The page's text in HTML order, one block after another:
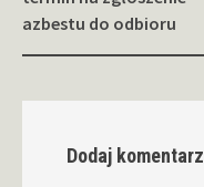
azbestu do odbioru
Dodaj komentarz